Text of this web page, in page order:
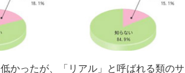
かったが、「リアル」と呼ばれる類のサ